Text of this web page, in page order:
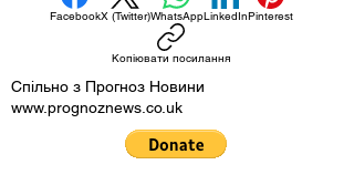
FacebookX (Twitter)WhatsAppLinkedInPinterest
Копіювати посилання
Спільно з Прогноз Новини
www.prognoznews.co.uk